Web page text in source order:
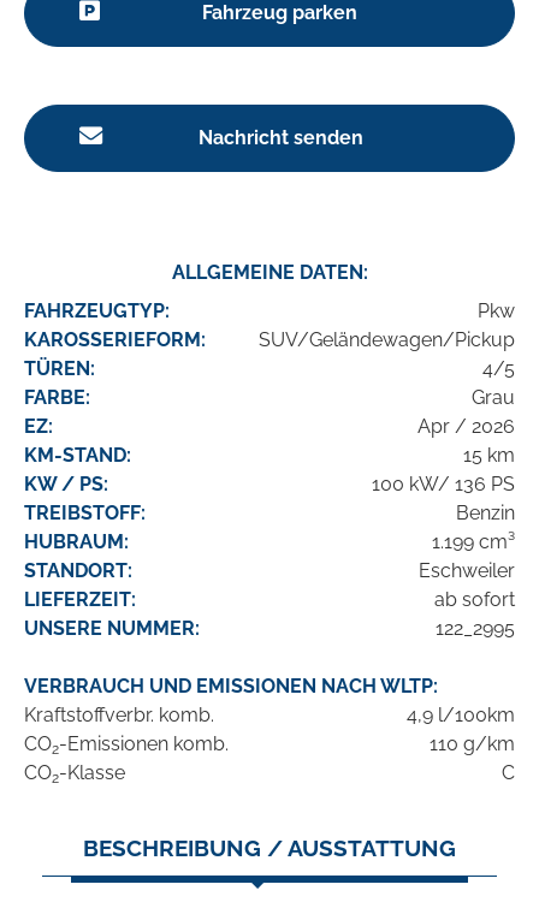
Fahrzeug parken
Nachricht senden
ALLGEMEINE DATEN:
FAHRZEUGTYP:
Pkw
KAROSSERIEFORM:
SUV/Geländewagen/Pickup
TÜREN:
4/5
FARBE:
Grau
EZ:
Apr / 2026
KM-STAND:
15 km
KW / PS:
100 kW/ 136 PS
TREIBSTOFF:
Benzin
HUBRAUM:
1.199 cm³
STANDORT:
Eschweiler
LIEFERZEIT:
ab sofort
UNSERE NUMMER:
122_2995
VERBRAUCH UND EMISSIONEN NACH WLTP:
Kraftstoffverbr. komb.
4,9 l/100km
CO2-Emissionen komb.
110 g/km
CO2-Klasse C
BESCHREIBUNG / AUSSTATTUNG